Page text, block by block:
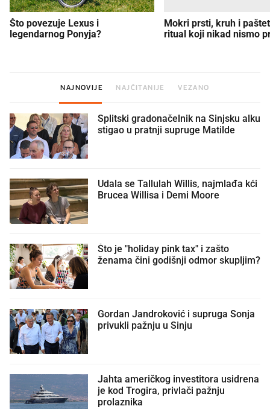
Što povezuje Lexus i
legendarnog Ponyja?
Mokri prsti, kruh i
ritual koji nikad nismo
NAJNOVIJE NAJČITANIJE VEZANO
Splitski gradonačelnik na Sinjsku alku
stigao u pratnji supruge Matilde
Udala se Tallulah Willis, najmlađa kći
Brucea Willisa i Demi Moore
Što je "holiday pink tax" i zašto
ženama čini godišnji odmor skupljim?
Gordan Jandroković i supruga Sonja
privukli pažnju u Sinju
Jahta američkog investitora usidrena
je kod Trogira, privlači pažnju
prolaznika